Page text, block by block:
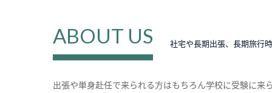
ABOUT US 社宅や長期出張、長期旅行
出張や単身赴任で来られる方はもちろん学校に受験に来